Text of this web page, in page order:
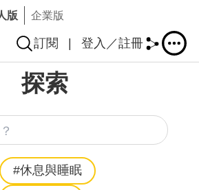
版 企業版
訂閱 | 登入／註冊
探索
#休息與睡眠